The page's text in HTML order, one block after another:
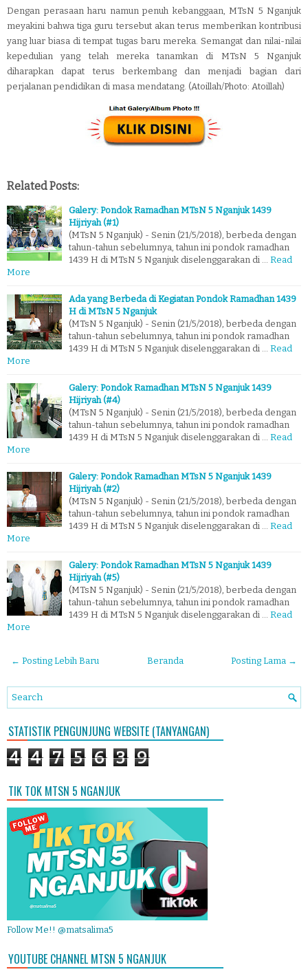
Dengan perasaan haru namun penuh kebanggaan, MTsN 5 Nganjuk
meyakini bahwa tiga guru tersebut akan terus memberikan kontribusi
yang luar biasa di tempat tugas baru mereka. Semangat dan nilai-nilai
kepedulian yang telah mereka tanamkan di MTsN 5 Nganjuk
diharapkan dapat terus berkembang dan menjadi bagian dari
perjalanan pendidikan di masa mendatang. (Atoillah/Photo: Atoillah)
Related Posts:
Galery: Pondok Ramadhan MTsN 5 Nganjuk 1439
Hijriyah (#1)
(MTsN 5 Nganjuk) - Senin (21/5/2018), berbeda dengan
tahun-tahun sebelumnya, tahun ini pondok ramadhan
1439 H di MTsN 5 Nganjuk diselenggarakan di … Read
More
Ada yang Berbeda di Kegiatan Pondok Ramadhan 1439
H di MTsN 5 Nganjuk
(MTsN 5 Nganjuk) - Senin (21/5/2018), berbeda dengan
tahun-tahun sebelumnya, tahun ini pondok ramadhan
1439 H di MTsN 5 Nganjuk diselenggarakan di … Read
More
Galery: Pondok Ramadhan MTsN 5 Nganjuk 1439
Hijriyah (#4)
(MTsN 5 Nganjuk) - Senin (21/5/2018), berbeda dengan
tahun-tahun sebelumnya, tahun ini pondok ramadhan
1439 H di MTsN 5 Nganjuk diselenggarakan di … Read
More
Galery: Pondok Ramadhan MTsN 5 Nganjuk 1439
Hijriyah (#2)
(MTsN 5 Nganjuk) - Senin (21/5/2018), berbeda dengan
tahun-tahun sebelumnya, tahun ini pondok ramadhan
1439 H di MTsN 5 Nganjuk diselenggarakan di … Read
More
Galery: Pondok Ramadhan MTsN 5 Nganjuk 1439
Hijriyah (#5)
(MTsN 5 Nganjuk) - Senin (21/5/2018), berbeda dengan
tahun-tahun sebelumnya, tahun ini pondok ramadhan
1439 H di MTsN 5 Nganjuk diselenggarakan di … Read
More
← Posting Lebih Baru Posting Lama →
Beranda
STATISTIK PENGUNJUNG WEBSITE (TANYANGAN)
4 4 7 5 6 3 9
TIK TOK MTSN 5 NGANJUK
Follow Me!! @matsalima5
YOUTUBE CHANNEL MTSN 5 NGANJUK